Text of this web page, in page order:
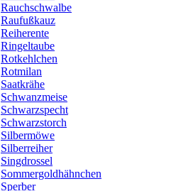
Rauchschwalbe
Raufußkauz
Reiherente
Ringeltaube
Rotkehlchen
Rotmilan
Saatkrähe
Schwanzmeise
Schwarzspecht
Schwarzstorch
Silbermöwe
Silberreiher
Singdrossel
Sommergoldhähnchen
Sperber